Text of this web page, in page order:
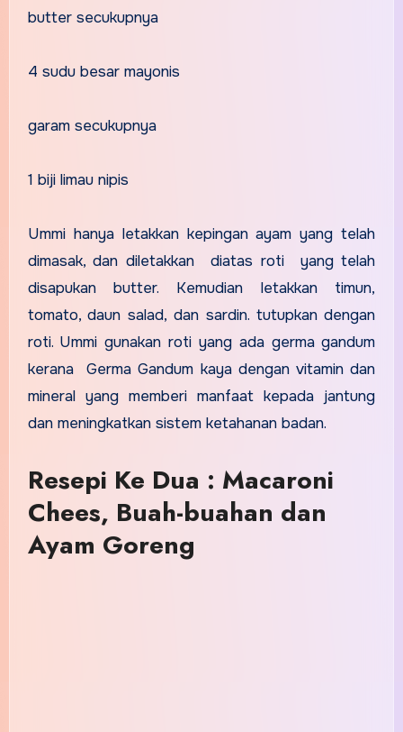
butter secukupnya
4 sudu besar mayonis
garam secukupnya
1 biji limau nipis
Ummi hanya letakkan kepingan ayam yang telah
dimasak, dan diletakkan diatas roti yang telah
disapukan butter. Kemudian letakkan timun,
tomato, daun salad, dan sardin. tutupkan dengan
roti. Ummi gunakan roti yang ada germa gandum
kerana Germa Gandum kaya dengan vitamin dan
mineral yang memberi manfaat kepada jantung
dan meningkatkan sistem ketahanan badan.
Resepi Ke Dua : Macaroni
Chees, Buah-buahan dan
Ayam Goreng